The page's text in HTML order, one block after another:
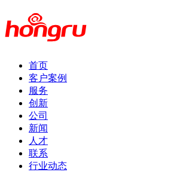
首页
客户案例
服务
创新
公司
新闻
人才
联系
行业动态